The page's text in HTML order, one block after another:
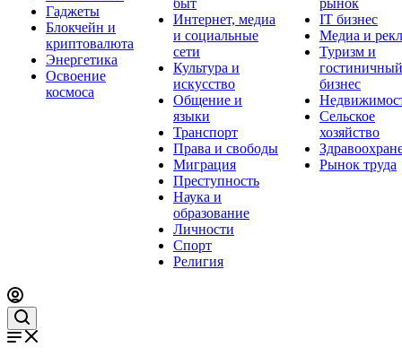
Гаджеты
Блокчейн и
криптовалюта
Энергетика
Освоение
космоса
быт
Интернет, медиа
и социальные
сети
Культура и
искусство
Общение и
языки
Транспорт
Права и свободы
Миграция
Преступность
Наука и
образование
Личности
Спорт
Религия
рынок
IT бизнес
Медиа и
Туризм и
гостиничный
бизнес
Сельское
хозяйство
Рынок труда